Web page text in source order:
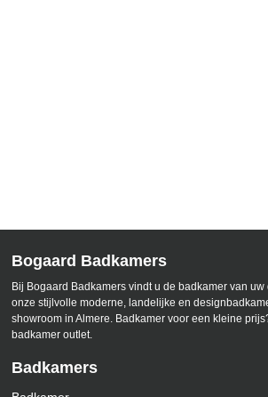
Bogaard Badkamers
Bij Bogaard Badkamers vindt u de badkamer van
onze stijlvolle moderne, landelijke en
showroom in Almere. Badkamer voor een kleine
badkamer outlet.
Badkamers